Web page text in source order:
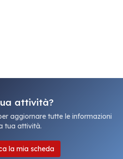
attività?
aggiornare tutte le informazioni
tua attività.
la mia scheda